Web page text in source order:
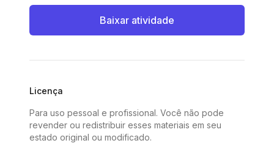
Baixar atividade
Licença
Para uso pessoal e profissional. Você não pode
revender ou redistribuir esses materiais em seu
estado original ou modificado.